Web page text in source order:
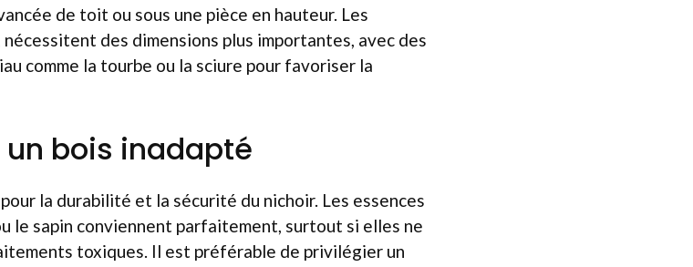
de toit ou sous une pièce en hauteur. Les
des dimensions plus importantes, avec des
comme la tourbe ou la sciure pour favoriser la
un bois inadapté
la durabilité et la sécurité du nichoir. Les essences
le sapin conviennent parfaitement, surtout si elles ne
toxiques. Il est préférable de privilégier un